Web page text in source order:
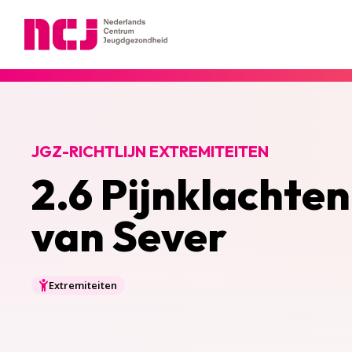
2.6
van Sever
JGZ-RICHTLIJN EXTREMITEITEN
Extremiteiten